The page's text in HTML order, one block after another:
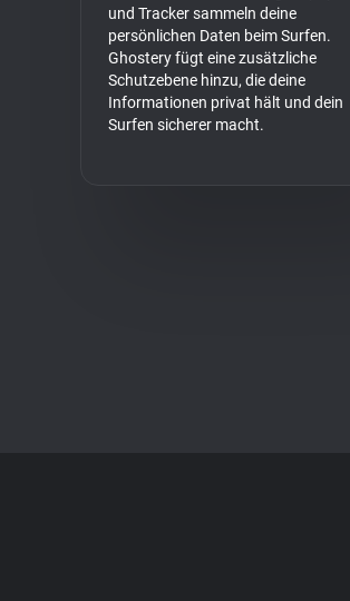
und Tracker sammeln deine
persönlichen Daten beim Surfen.
Ghostery fügt eine zusätzliche
Schutzebene hinzu, die deine
Informationen privat hält und dein
Surfen sicherer macht.